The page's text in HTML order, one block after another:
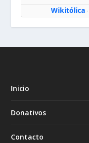
Wikitólica·
Inicio
Donativos
Contacto